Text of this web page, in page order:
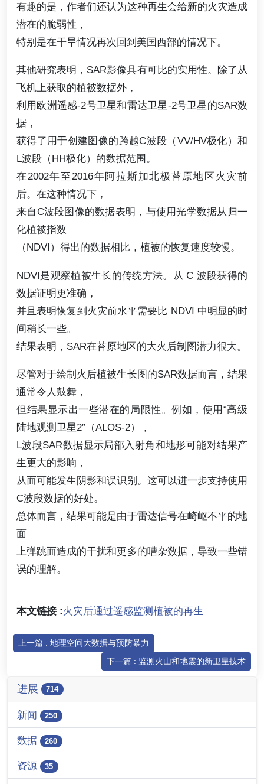
有趣的是，作者们还认为这种再生会给新的火灾造成
潜在的脆弱性，
特别是在干旱情况再次回到美国西部的情况下。
其他研究表明，SAR影像具有可比的实用性。除了从
飞机上获取的植被数据外，
利用欧洲遥感-2号卫星和雷达卫星-2号卫星的SAR数
据，
获得了用于创建图像的跨越C波段（VV/HV极化）和
L波段（HH极化）的数据范围。
在2002年至2016年阿拉斯加北极苔原地区火灾前
后。在这种情况下，
来自C波段图像的数据表明，与使用光学数据从归一
化植被指数
（NDVI）得出的数据相比，植被的恢复速度较慢。
NDVI是观察植被生长的传统方法。从 C 波段获得的
数据证明更准确，
并且表明恢复到火灾前水平需要比 NDVI 中明显的时
间稍长一些。
结果表明，SAR在苔原地区的大火后制图潜力很大。
尽管对于绘制火后植被生长图的SAR数据而言，结果
通常令人鼓舞，
但结果显示出一些潜在的局限性。例如，使用“高级
陆地观测卫星2”（ALOS-2），
L波段SAR数据显示局部入射角和地形可能对结果产
生更大的影响，
从而可能发生阴影和误识别。这可以进一步支持使用
C波段数据的好处。
总体而言，结果可能是由于雷达信号在崎岖不平的地
面
上弹跳而造成的干扰和更多的嘈杂数据，导致一些错
误的理解。
本文链接 :火灾后通过遥感监测植被的再生
上一篇 : 地理空间大数据与预防暴力
下一篇 : 监测火山和地震的新卫星技术
进展 714
新闻 250
数据 260
资源 35